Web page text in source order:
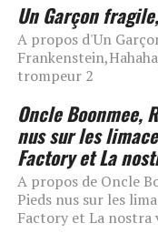
Un Garçon
A propos d'Un
trompeur 2
Oncle Boonmee,
nus sur les
Factory et La
A propos de Oncle
Pieds nus sur les
Factory et La nostra